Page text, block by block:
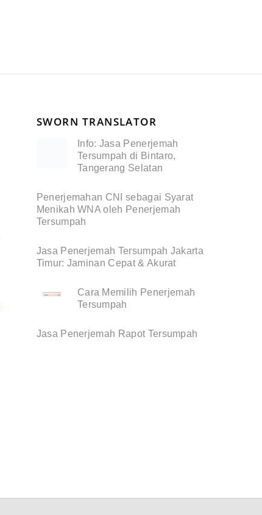
SWORN TRANSLATOR
Info: Jasa Penerjemah
Tersumpah di Bintaro,
Tangerang Selatan
Penerjemahan CNI sebagai Syarat
Menikah WNA oleh Penerjemah
Tersumpah
Jasa Penerjemah Tersumpah Jakarta
Timur: Jaminan Cepat & Akurat
Cara Memilih Penerjemah
Tersumpah
Jasa Penerjemah Rapot Tersumpah